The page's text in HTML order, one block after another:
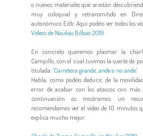
o nuevos materiales que se están
muy coloquial y retransmitido en
autonómico Eitb. Aquí podéis ver todos los
Vídeos de Naukas Bilbao 2019
En concreto queremos plasmar la
Campillo, con el cual tuvimos la suerte de
titulada: 'Carretera grande, ande o no ande'.
Habla, como podéis deducir, de la
error de acabar con los atascos con más
continuación os mostramos un
recomendamos ver el vídeo de 10 minutos
explica mucho mejor.